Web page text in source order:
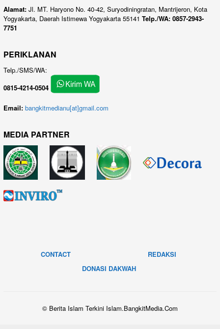
Alamat: Jl. MT. Haryono No. 40-42, Suryodiningratan, Mantrijeron, Kota
Yogyakarta, Daerah Istimewa Yogyakarta 55141 Telp./WA: 0857-2943-
7751
PERIKLANAN
Telp./SMS/WA:
0815-4214-0504
Email: bangkitmedianu[at]gmail.com
MEDIA PARTNER
CONTACT
REDAKSI
DONASI DAKWAH
© Berita Islam Terkini Islam.BangkitMedia.Com